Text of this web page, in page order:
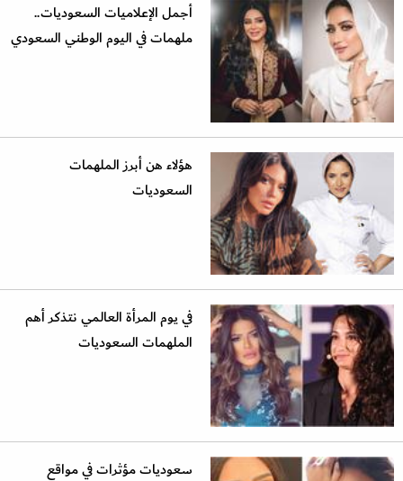
أجمل الإعلاميات السعوديات..
ملهمات في اليوم الوطني السعودي
هؤلاء هن أبرز الملهمات
السعوديات
في يوم المرأة العالمي نتذكر أهم
الملهمات السعوديات
سعوديات مؤثرات في مواقع